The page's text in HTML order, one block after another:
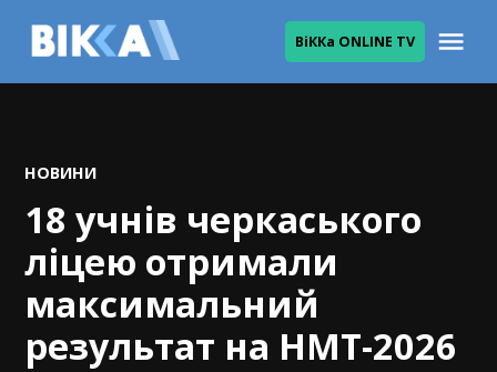
ВіККа ONLINE TV
POSTED
НОВИНИ
18 учнів черкаського
ліцею отримали
максимальний
результат на НМТ-2026